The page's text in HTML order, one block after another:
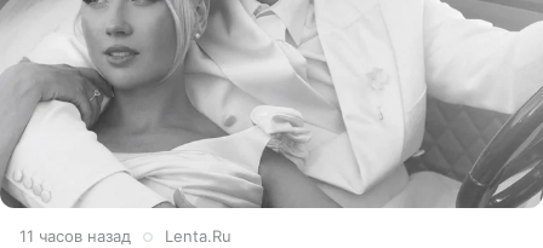
11 часов назад Lenta.Ru